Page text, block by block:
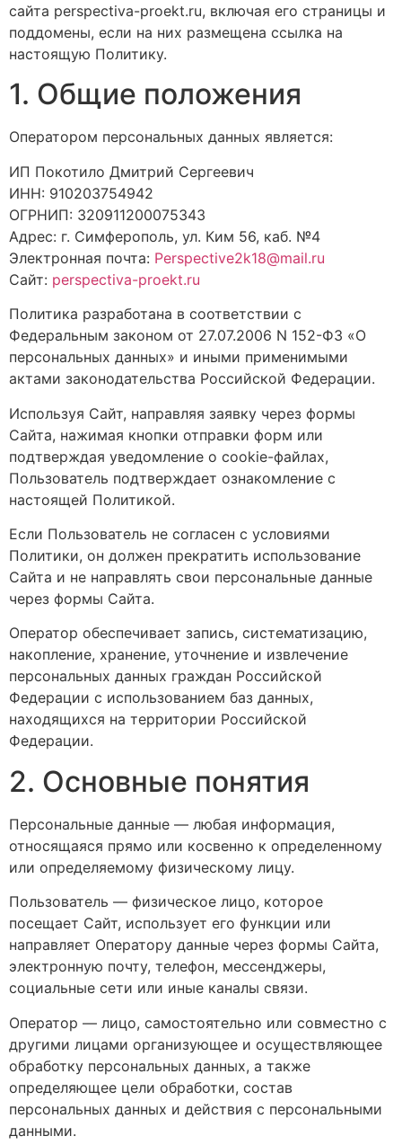
сайта perspectiva-proekt.ru, включая его страницы и
поддомены, если на них размещена ссылка на
настоящую Политику.
1. Общие положения
Оператором персональных данных является:
ИП Покотило Дмитрий Сергеевич
ИНН: 910203754942
ОГРНИП: 320911200075343
Адрес: г. Симферополь, ул. Ким 56, каб. №4
Электронная почта: Perspective2k18@mail.ru
Сайт: perspectiva-proekt.ru
Политика разработана в соответствии с
Федеральным законом от 27.07.2006 N 152-ФЗ «О
персональных данных» и иными применимыми
актами законодательства Российской Федерации.
Используя Сайт, направляя заявку через формы
Сайта, нажимая кнопки отправки форм или
подтверждая уведомление о cookie-файлах,
Пользователь подтверждает ознакомление с
настоящей Политикой.
Если Пользователь не согласен с условиями
Политики, он должен прекратить использование
Сайта и не направлять свои персональные данные
через формы Сайта.
Оператор обеспечивает запись, систематизацию,
накопление, хранение, уточнение и извлечение
персональных данных граждан Российской
Федерации с использованием баз данных,
находящихся на территории Российской
Федерации.
2. Основные понятия
Персональные данные — любая информация,
относящаяся прямо или косвенно к определенному
или определяемому физическому лицу.
Пользователь — физическое лицо, которое
посещает Сайт, использует его функции или
направляет Оператору данные через формы Сайта,
электронную почту, телефон, мессенджеры,
социальные сети или иные каналы связи.
Оператор — лицо, самостоятельно или совместно с
другими лицами организующее и осуществляющее
обработку персональных данных, а также
определяющее цели обработки, состав
персональных данных и действия с персональными
данными.